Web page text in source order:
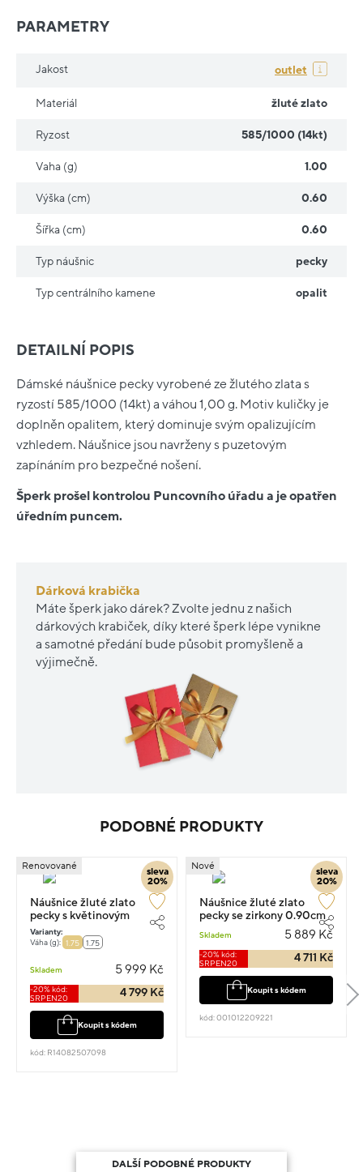
DETAILNÍ POPIS
Dámské náušnice pecky vyrobené ze žlutého zlata s
ryzostí 585/1000 (14kt) a váhou 1,00 g. Motiv kuličky je
doplněn opalitem, který dominuje svým opalizujícím
vzhledem. Náušnice jsou navrženy s puzetovým
zapínáním pro bezpečné nošení.
Šperk prošel kontrolou Puncovního úřadu a je opatřen
úředním puncem.
Dárková krabička
Máte šperk jako dárek? Zvolte jednu z našich
dárkových krabiček, díky které šperk lépe vynikne
a samotné předání bude působit promyšleně a
výjimečně.
PARAMETRY
Jakost outlet
Materiál žluté zlato
Ryzost 585/1000 (14kt)
Vaha (g) 1.00
Výška (cm) 0.60
Šířka (cm) 0.60
Typ náušnic pecky
Typ centrálního kamene opalit
PODOBNÉ PRODUKTY
sleva
20%
Renovované
Náušnice žluté zlato
pecky s květinovým
motivem 0.90cm 1.75g
Varianty:
Váha (g): 1.75 1.75
Skladem 5 999 Kč
-20% kód:
SRPEN20
4 799 Kč
Koupit s kódem
kód: R14082507098
sleva
20%
Nové
Náušnice žluté zlato
pecky se zirkony 0.90cm
Skladem 5 889 Kč
-20% kód:
SRPEN20
4 711 Kč
Koupit s kódem
kód: 001012209221
DALŠÍ PODOBNÉ PRODUKTY